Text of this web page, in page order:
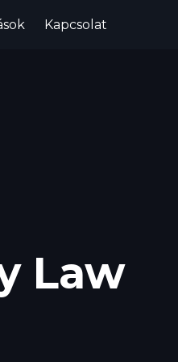
Kapcsolat
Law